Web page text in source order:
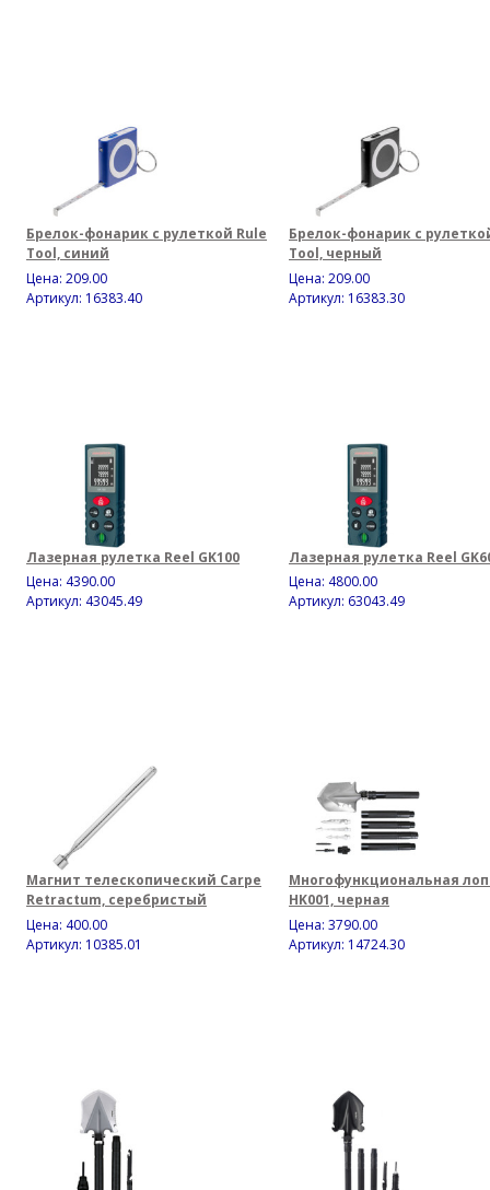
Брелок-фонарик с рулеткой Rule
Tool, синий
Цена: 209.00
Артикул: 16383.40
Брелок-фонарик с
Tool, черный
Цена: 209.00
Артикул: 16383.30
Лазерная рулетка Reel GK100
Цена: 4390.00
Артикул: 43045.49
Лазерная рулетка Reel
Цена: 4800.00
Артикул: 63043.49
Магнит телескопический Carpe
Retractum, серебристый
Цена: 400.00
Артикул: 10385.01
Многофункциональная
HK001, черная
Цена: 3790.00
Артикул: 14724.30